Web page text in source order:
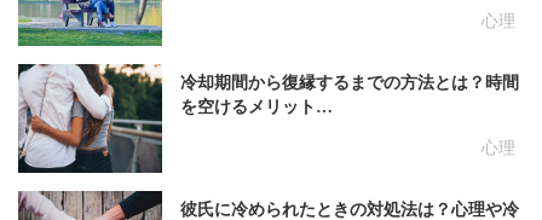
心理
心理
冷却期間から復縁するまでの方法とは？時間
を空けるメリット…
彼氏に冷められたときの対処法は？心理や冷